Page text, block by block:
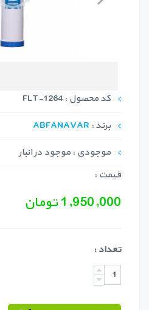
کد محصول : FLT-1264
برند : ABFANAVAR
موجودی : موجود در انبار
قیمت :
1,950,000 تومان
تعداد :